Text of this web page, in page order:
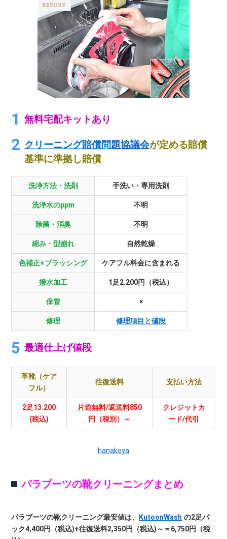
無料宅配キットあり
クリーニング賠償問題協議会が定める賠償
基準に準拠し賠償
洗浄方法・洗剤 手洗い・専用洗剤
洗浄水のppm 不明
除菌・消臭 不明
縮み・型崩れ 自然乾燥
色補正+ブラッシング ケアフル料金に含まれる
撥水加工 1足2.200円（税込）
保管 ×
修理 修理項目と値段
最適仕上げ値段
革靴（ケア
フル）
往復送料 支払い方法
2足13.200
(税込)
片道無料/返送料850
円（税別）～
クレジットカ
ード/代引
hanakoya
パラブーツの靴クリーニングまとめ
パラブーツの靴クリーニング最安値は、 KutoonWash の2足パ
ック4,400円（税込)+往復送料2,350円（税込)～＝6,750円（税